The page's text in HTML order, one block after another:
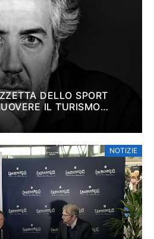
DELLO SPORT
IL TURISMO
NOTIZIE